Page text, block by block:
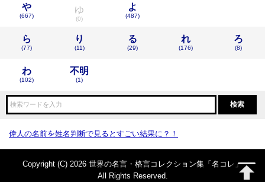
や
(667)
ゆ
(0)
よ
(487)
ら
(77)
り
(11)
る
(29)
れ
(176)
ろ
(8)
わ
(102)
不明
(1)
偉人の名前を姓名判断で見るとすごい結果に？！
Copyright (C) 2026 世界の名言・格言コレクション集「名コレ」
All Rights Reserved.